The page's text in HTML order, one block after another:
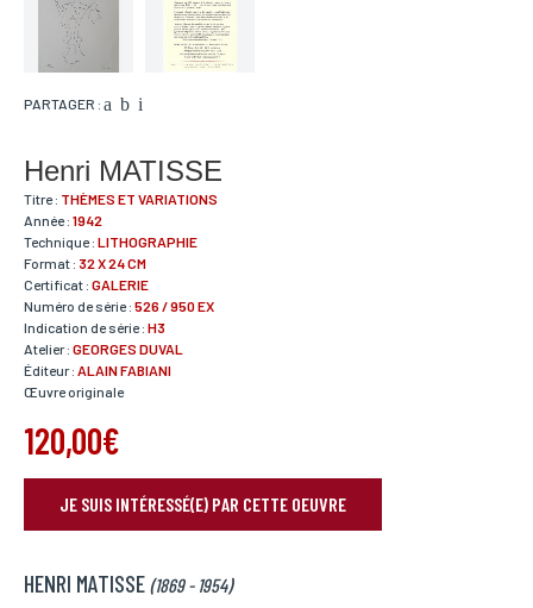
PARTAGER :
Henri MATISSE
Titre : THÈMES ET VARIATIONS
Année : 1942
Technique : LITHOGRAPHIE
Format : 32 X 24 CM
Certificat : GALERIE
Numéro de série : 526 / 950 EX
Indication de série : H3
Atelier : GEORGES DUVAL
Éditeur : ALAIN FABIANI
Œuvre originale
120,00€
JE SUIS INTÉRESSÉ(E) PAR CETTE OEUVRE
RÉSERVER VOTRE OEUVRE
Nom*
HENRI MATISSE (1869 - 1954)